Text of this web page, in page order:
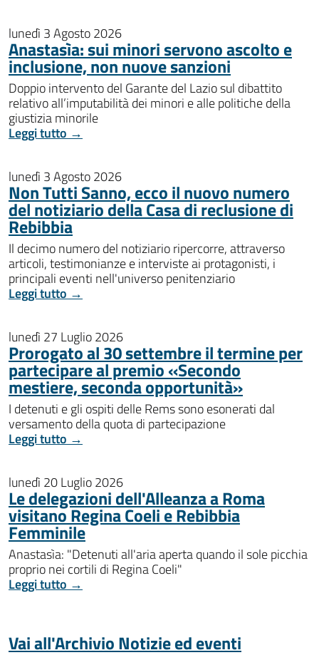
lunedì 3 Agosto 2026
Anastasìa: sui minori servono ascolto e
inclusione, non nuove sanzioni
Doppio intervento del Garante del Lazio sul dibattito
relativo all’imputabilità dei minori e alle politiche della
giustizia minorile
Leggi tutto →
lunedì 3 Agosto 2026
Non Tutti Sanno, ecco il nuovo numero
del notiziario della Casa di reclusione di
Rebibbia
Il decimo numero del notiziario ripercorre, attraverso
articoli, testimonianze e interviste ai protagonisti, i
principali eventi nell'universo penitenziario
Leggi tutto →
lunedì 27 Luglio 2026
Prorogato al 30 settembre il termine per
partecipare al premio «Secondo
mestiere, seconda opportunità»
I detenuti e gli ospiti delle Rems sono esonerati dal
versamento della quota di partecipazione
Leggi tutto →
lunedì 20 Luglio 2026
Le delegazioni dell'Alleanza a Roma
visitano Regina Coeli e Rebibbia
Femminile
Anastasìa: "Detenuti all'aria aperta quando il sole picchia
proprio nei cortili di Regina Coeli"
Leggi tutto →
Vai all'Archivio Notizie ed eventi